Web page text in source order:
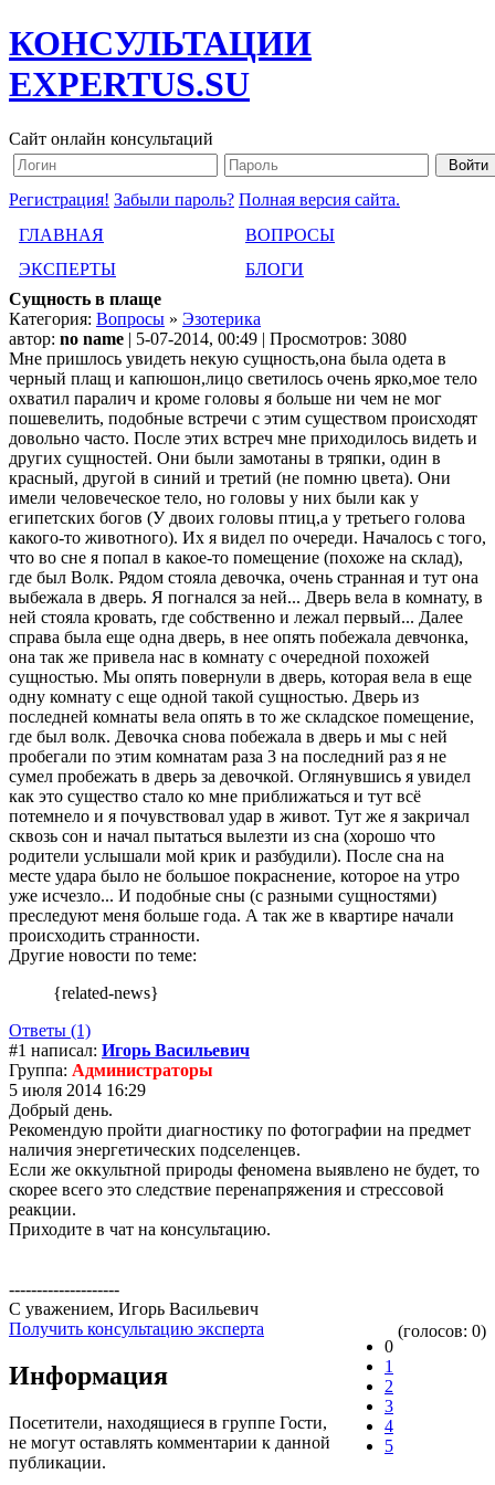
КОНСУЛЬТАЦИИ
EXPERTUS.SU
Сайт онлайн консультаций
Регистрация! Забыли пароль? Полная версия сайта.
ГЛАВНАЯ
ВОПРОСЫ
ЭКСПЕРТЫ
БЛОГИ
Сущность в плаще
Категория: Вопросы » Эзотерика
автор: no name | 5-07-2014, 00:49 | Просмотров: 3080
Мне пришлось увидеть некую сущность,она была одета в
черный плащ и капюшон,лицо светилось очень ярко,мое тело
охватил паралич и кроме головы я больше ни чем не мог
пошевелить, подобные встречи с этим существом происходят
довольно часто. После этих встреч мне приходилось видеть и
других сущностей. Они были замотаны в тряпки, один в
красный, другой в синий и третий (не помню цвета). Они
имели человеческое тело, но головы у них были как у
египетских богов (У двоих головы птиц,а у третьего голова
какого-то животного). Их я видел по очереди. Началось с того,
что во сне я попал в какое-то помещение (похоже на склад),
где был Волк. Рядом стояла девочка, очень странная и тут она
выбежала в дверь. Я погнался за ней... Дверь вела в комнату, в
ней стояла кровать, где собственно и лежал первый... Далее
справа была еще одна дверь, в нее опять побежала девчонка,
она так же привела нас в комнату с очередной похожей
сущностью. Мы опять повернули в дверь, которая вела в еще
одну комнату с еще одной такой сущностью. Дверь из
последней комнаты вела опять в то же складское помещение,
где был волк. Девочка снова побежала в дверь и мы с ней
пробегали по этим комнатам раза 3 на последний раз я не
сумел пробежать в дверь за девочкой. Оглянувшись я увидел
как это существо стало ко мне приближаться и тут всё
потемнело и я почувствовал удар в живот. Тут же я закричал
сквозь сон и начал пытаться вылезти из сна (хорошо что
родители услышали мой крик и разбудили). После сна на
месте удара было не большое покраснение, которое на утро
уже исчезло... И подобные сны (с разными сущностями)
преследуют меня больше года. А так же в квартире начали
происходить странности.
Другие новости по теме:
{related-news}
Ответы (1)
#1 написал: Игорь Васильевич
Группа: Администраторы
5 июля 2014 16:29
Добрый день.
Рекомендую пройти диагностику по фотографии на предмет
наличия энергетических подселенцев.
Если же оккультной природы феномена выявлено не будет, то
скорее всего это следствие перенапряжения и стрессовой
реакции.
Приходите в чат на консультацию.
--------------------
С уважением, Игорь Васильевич
Получить консультацию эксперта
0
1
2
3
4
5
(голосов: 0)
Информация
Посетители, находящиеся в группе Гости,
не могут оставлять комментарии к данной
публикации.